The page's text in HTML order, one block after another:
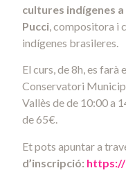
cultures indígenes a
Pucci, compositora i
indígenes brasileres.
El curs, de 8h, es farà
Conservatori
Vallès de de 10:00 a
de 65€.
Et pots apuntar a
d’inscripció: